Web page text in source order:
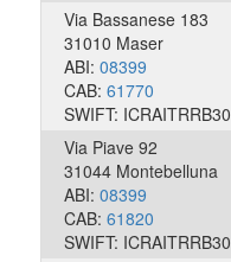
Via Bassanese 183
31010 Maser
ABI: 08399
CAB: 61770
SWIFT: ICRAITRRB30
Via Piave 92
31044 Montebelluna
ABI: 08399
CAB: 61820
SWIFT: ICRAITRRB30